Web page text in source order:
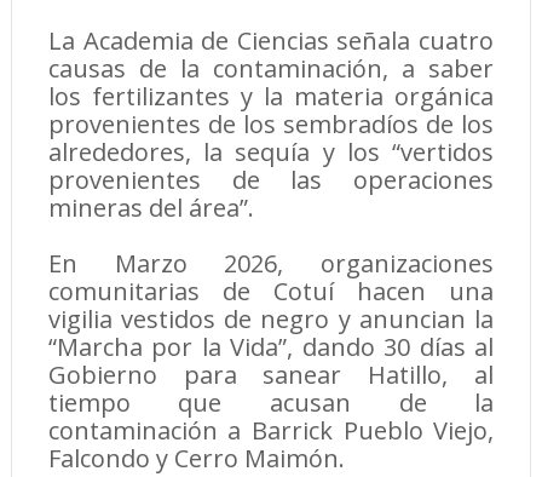
La Academia de Ciencias señala cuatro
causas de la contaminación, a saber
los fertilizantes y la materia orgánica
provenientes de los sembradíos de los
alrededores, la sequía y los “vertidos
provenientes de las operaciones
mineras del área”.
En Marzo 2026, organizaciones
comunitarias de Cotuí hacen una
vigilia vestidos de negro y anuncian la
“Marcha por la Vida”, dando 30 días al
Gobierno para sanear Hatillo, al
tiempo que acusan de la
contaminación a Barrick Pueblo Viejo,
Falcondo y Cerro Maimón.